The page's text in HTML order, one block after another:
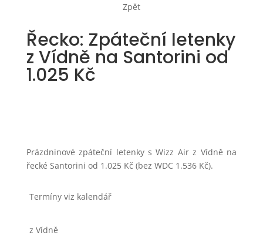
Zpět
Řecko: Zpáteční letenky
z Vídně na Santorini od
1.025 Kč
Prázdninové zpáteční letenky s Wizz Air z Vídně na
řecké Santorini od 1.025 Kč (bez WDC 1.536 Kč).
Termíny viz kalendář
z Vídně